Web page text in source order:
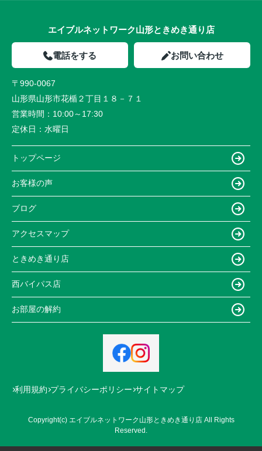
エイブルネットワーク山形ときめき通り店
電話をする お問い合わせ
〒990-0067
山形県山形市花楯２丁目１８－７１
営業時間： 10:00～17:30
定休日： 水曜日
トップページ
お客様の声
ブログ
アクセスマップ
ときめき通り店
西バイパス店
お部屋の解約
利用規約 プライバシーポリシー サイトマップ
Copyright(c) エイブルネットワーク山形ときめき通り店 All Rights
Reserved.